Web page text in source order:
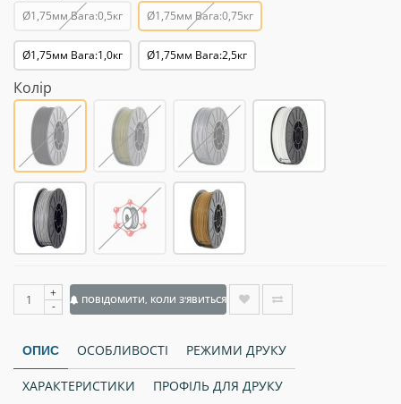
Ø1,75мм Вага:0,5кг Ø1,75мм Вага:0,75кг
Ø1,75мм Вага:1,0кг Ø1,75мм Вага:2,5кг
Колір
+
-
ПОВІДОМИТИ, КОЛИ З'ЯВИТЬСЯ
ОПИС ОСОБЛИВОСТІ РЕЖИМИ ДРУКУ
ХАРАКТЕРИСТИКИ ПРОФІЛЬ ДЛЯ ДРУКУ